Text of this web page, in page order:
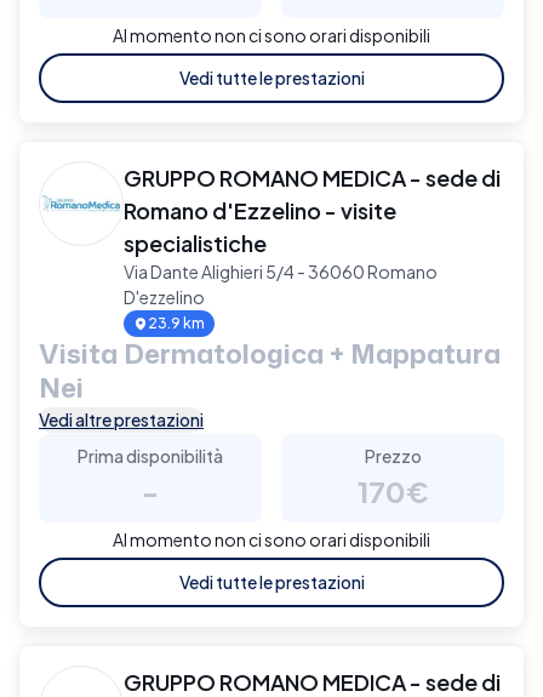
Al momento non ci sono orari disponibili
Vedi tutte le prestazioni
GRUPPO ROMANO MEDICA - sede di
Romano d'Ezzelino - visite
specialistiche
Via Dante Alighieri 5/4 - 36060 Romano
D'ezzelino
23.9 km
Visita Dermatologica + Mappatura
Nei
Vedi altre prestazioni
Prima disponibilità
-
Prezzo
170€
Al momento non ci sono orari disponibili
Vedi tutte le prestazioni
GRUPPO ROMANO MEDICA - sede di